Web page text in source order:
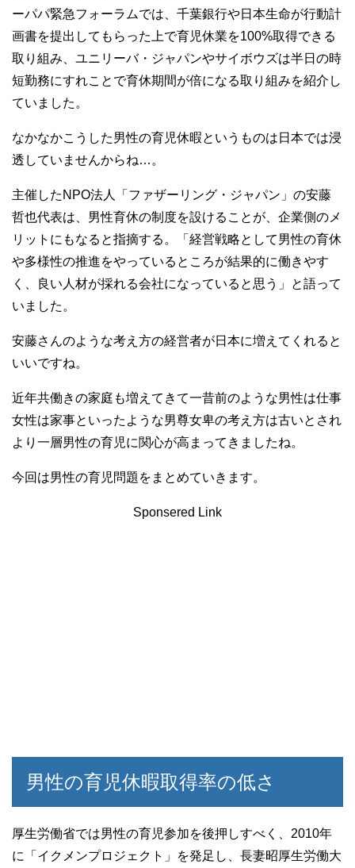
ーパパ緊急フォーラムでは、千葉銀行や日本生命が行動計
画書を提出してもらった上で育児休業を100%取得できる
取り組み、ユニリーバ・ジャパンやサイボウズは半日の時
短勤務にすれことで育休期間が倍になる取り組みを紹介し
ていました。
なかなかこうした男性の育児休暇というものは日本では浸
透していませんからね…。
主催したNPO法人「ファザーリング・ジャパン」の安藤
哲也代表は、男性育休の制度を設けることが、企業側のメ
リットにもなると指摘する。「経営戦略として男性の育休
や多様性の推進をやっているところが結果的に働きやす
く、良い人材が採れる会社になっていると思う」と語って
いました。
安藤さんのような考え方の経営者が日本に増えてくれると
いいですね。
近年共働きの家庭も増えてきて一昔前のような男性は仕事
女性は家事といったような男尊女卑の考え方は古いとされ
より一層男性の育児に関心が高まってきましたね。
今回は男性の育児問題をまとめていきます。
Sponsered Link
男性の育児休暇取得率の低さ
厚生労働省では男性の育児参加を後押しすべく、2010年
に「イクメンプロジェクト」を発足し、長妻昭厚生労働大